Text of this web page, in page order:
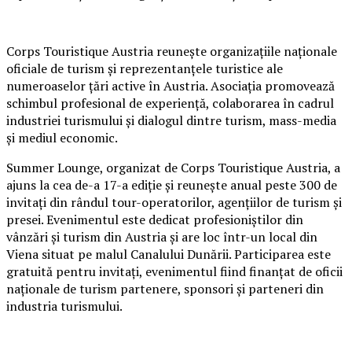
Corps Touristique Austria reunește organizațiile naționale
oficiale de turism și reprezentanțele turistice ale
numeroaselor țări active în Austria. Asociația promovează
schimbul profesional de experiență, colaborarea în cadrul
industriei turismului și dialogul dintre turism, mass-media
și mediul economic.
Summer Lounge, organizat de Corps Touristique Austria, a
ajuns la cea de-a 17-a ediție și reunește anual peste 300 de
invitați din rândul tour-operatorilor, agențiilor de turism și
presei. Evenimentul este dedicat profesioniștilor din
vânzări și turism din Austria și are loc într-un local din
Viena situat pe malul Canalului Dunării. Participarea este
gratuită pentru invitați, evenimentul fiind finanțat de oficii
naționale de turism partenere, sponsori și parteneri din
industria turismului.